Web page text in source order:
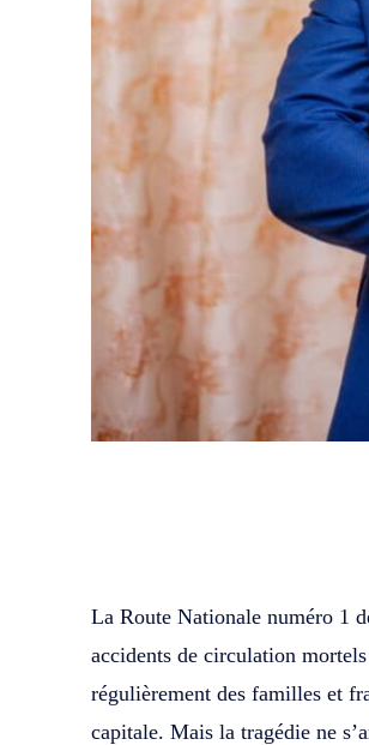
‎La Route Nationale numéro 1
accidents de circulation
régulièrement des familles et
capitale. Mais la tragédie ne